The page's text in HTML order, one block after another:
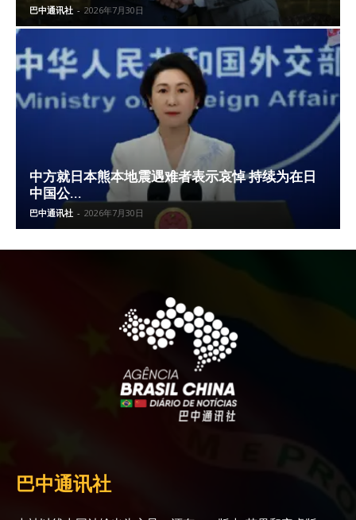
巴中通讯社 - 2026年7月30日
中方就日本熊本地震遇难者表示哀悼 持续为在日
中国公...
巴中通讯社 - 2026年7月30日
巴中通讯社